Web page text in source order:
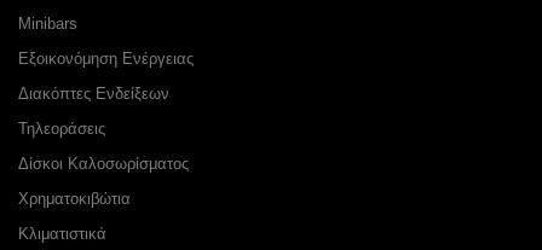
Minibars
Εξοικονόμηση Ενέργειας
Διακόπτες Ενδείξεων
Τηλεοράσεις
Δίσκοι Καλοσωρίσματος
Χρηματοκιβώτια
Κλιματιστικά